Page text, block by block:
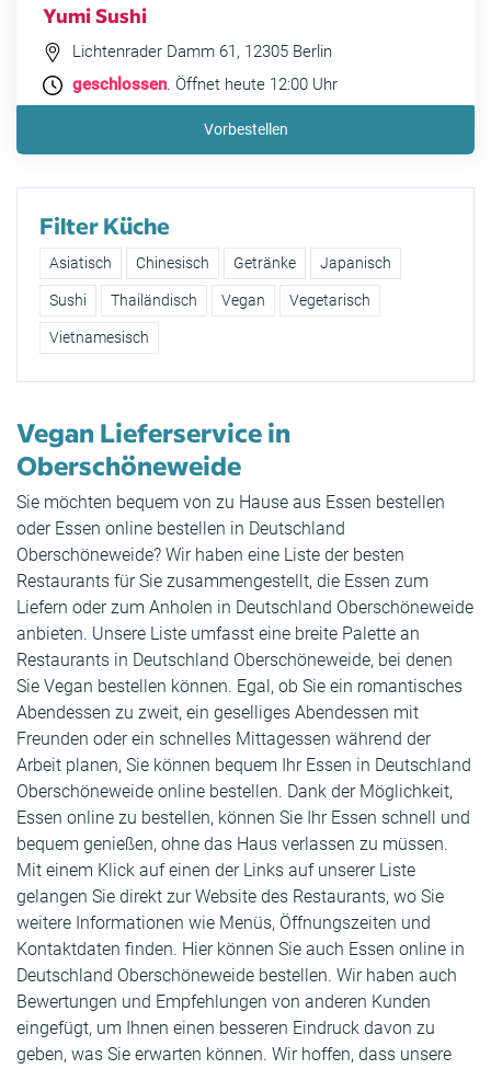
Yumi Sushi
Lichtenrader Damm 61, 12305 Berlin
geschlossen. Öffnet heute 12:00 Uhr
Vorbestellen
Filter Küche
Asiatisch Chinesisch Getränke Japanisch
Sushi Thailändisch Vegan Vegetarisch
Vietnamesisch
Vegan Lieferservice in
Oberschöneweide
Sie möchten bequem von zu Hause aus Essen bestellen
oder Essen online bestellen in Deutschland
Oberschöneweide? Wir haben eine Liste der besten
Restaurants für Sie zusammengestellt, die Essen zum
Liefern oder zum Anholen in Deutschland Oberschöneweide
anbieten. Unsere Liste umfasst eine breite Palette an
Restaurants in Deutschland Oberschöneweide, bei denen
Sie Vegan bestellen können. Egal, ob Sie ein romantisches
Abendessen zu zweit, ein geselliges Abendessen mit
Freunden oder ein schnelles Mittagessen während der
Arbeit planen, Sie können bequem Ihr Essen in Deutschland
Oberschöneweide online bestellen. Dank der Möglichkeit,
Essen online zu bestellen, können Sie Ihr Essen schnell und
bequem genießen, ohne das Haus verlassen zu müssen.
Mit einem Klick auf einen der Links auf unserer Liste
gelangen Sie direkt zur Website des Restaurants, wo Sie
weitere Informationen wie Menüs, Öffnungszeiten und
Kontaktdaten finden. Hier können Sie auch Essen online in
Deutschland Oberschöneweide bestellen. Wir haben auch
Bewertungen und Empfehlungen von anderen Kunden
eingefügt, um Ihnen einen besseren Eindruck davon zu
geben, was Sie erwarten können. Wir hoffen, dass unsere